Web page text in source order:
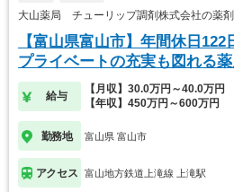
大山薬局 チューリップ調剤株式会社の薬剤
【富山県富山市】年間休日122
プライベートの充実も図れる薬
給与
【月収】30.0万円～40.0万円
【年収】450万円～600万円
勤務地 富山県 富山市
アクセス 富山地方鉄道上滝線 上滝駅